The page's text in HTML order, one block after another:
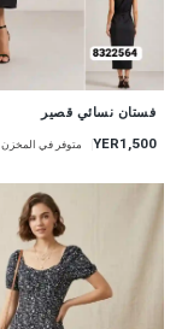
جديد
فستان نسائي قصير
YER1,500 متوفر في المخزن